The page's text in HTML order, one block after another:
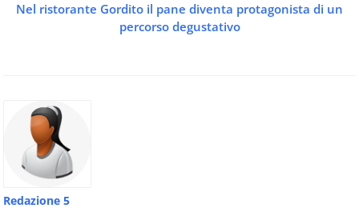
Nel ristorante Gordito il pane diventa protagonista di un
percorso degustativo
Redazione 5